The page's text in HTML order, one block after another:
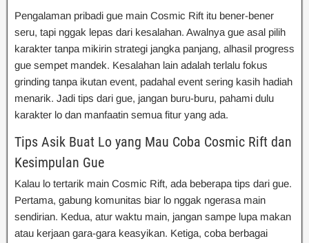
Pengalaman pribadi gue main Cosmic Rift itu bener-bener
seru, tapi nggak lepas dari kesalahan. Awalnya gue asal pilih
karakter tanpa mikirin strategi jangka panjang, alhasil progress
gue sempet mandek. Kesalahan lain adalah terlalu fokus
grinding tanpa ikutan event, padahal event sering kasih hadiah
menarik. Jadi tips dari gue, jangan buru-buru, pahami dulu
karakter lo dan manfaatin semua fitur yang ada.
Tips Asik Buat Lo yang Mau Coba Cosmic Rift dan
Kesimpulan Gue
Kalau lo tertarik main Cosmic Rift, ada beberapa tips dari gue.
Pertama, gabung komunitas biar lo nggak ngerasa main
sendirian. Kedua, atur waktu main, jangan sampe lupa makan
atau kerjaan gara-gara keasyikan. Ketiga, coba berbagai